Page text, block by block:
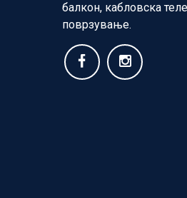
балкон, кабловска
поврзување.